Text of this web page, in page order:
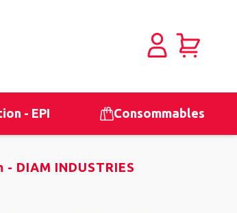
- EPI Consommables
DIAM INDUSTRIES